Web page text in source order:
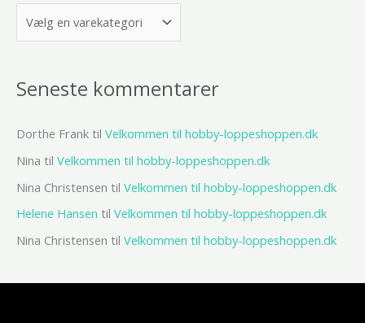
Seneste kommentarer
Dorthe Frank til Velkommen til hobby-loppeshoppen.dk
Nina til Velkommen til hobby-loppeshoppen.dk
Nina Christensen til Velkommen til hobby-loppeshoppen.dk
Helene Hansen til Velkommen til hobby-loppeshoppen.dk
Nina Christensen til Velkommen til hobby-loppeshoppen.dk